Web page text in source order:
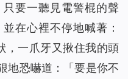
要一聽見電警棍的聲
在心裡不停地喊著：
，一爪牙又揪住我的頭
地恐嚇道：「要是你不